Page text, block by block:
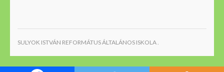
SULYOK ISTVÁN REFORMÁTUS ÁLTALÁNOS ISKOLA .